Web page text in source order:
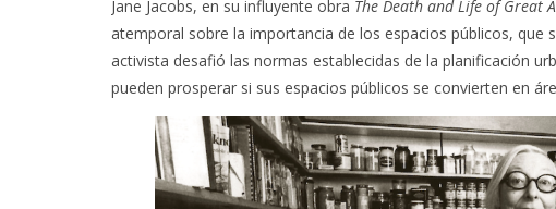
Jane Jacobs, en su influyente obra The Death and Life of Great
atemporal sobre la importancia de los espacios públicos, que
activista desafió las normas establecidas de la planificación
pueden prosperar si sus espacios públicos se convierten en